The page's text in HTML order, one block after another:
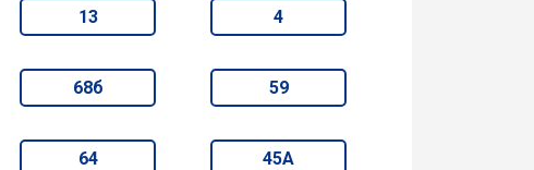
13 4
68б 59
64 45А